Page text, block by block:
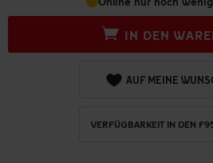
IN DEN
AUF MEINE
VERFÜGBARKEIT IN DEN